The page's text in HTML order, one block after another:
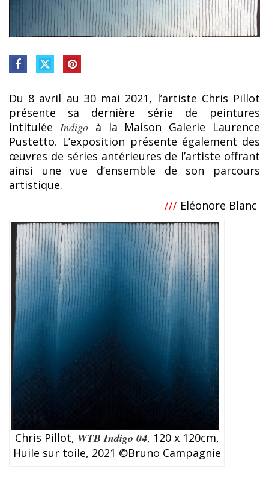
Du 8 avril au 30 mai 2021, l’artiste Chris Pillot
présente sa dernière série de peintures
intitulée Indigo à la Maison Galerie Laurence
Pustetto. L’exposition présente également des
œuvres de séries antérieures de l’artiste offrant
ainsi une vue d’ensemble de son parcours
artistique.
/// Eléonore Blanc
Chris Pillot, WTB Indigo 04, 120 x 120cm,
Huile sur toile, 2021 ©Bruno Campagnie